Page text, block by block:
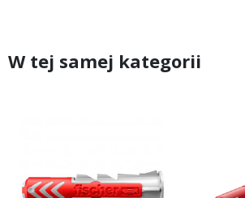
W tej samej kategorii